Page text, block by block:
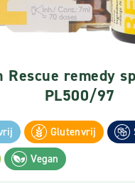
Rescue remedy
PL500/97
Glutenvrij
Vegan